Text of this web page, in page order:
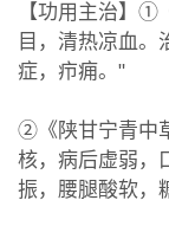
【功用主治】①
目，清热凉血。
症，疖痈。"
②《陕甘宁青中
核，病后虚弱，
振，腰腿酸软，